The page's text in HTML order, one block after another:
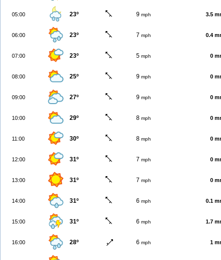
05:00 23º 9 mph 3.5
06:00 23º 7 mph 0.4
07:00 23º 5 mph 0
08:00 25º 9 mph 0
09:00 27º 9 mph 0
10:00 29º 8 mph 0
11:00 30º 8 mph 0
12:00 31º 7 mph 0
13:00 31º 7 mph 0
14:00 31º 6 mph 0.1
15:00 31º 6 mph 1.7
16:00 28º 6 mph 1